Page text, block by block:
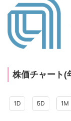
株価チャート(